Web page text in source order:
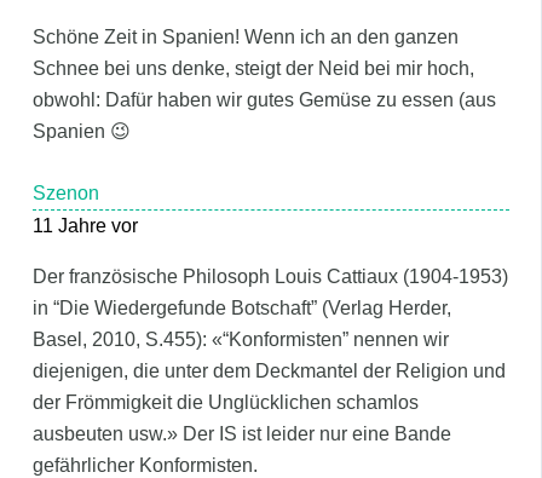
Schöne Zeit in Spanien! Wenn ich an den ganzen
Schnee bei uns denke, steigt der Neid bei mir hoch,
obwohl: Dafür haben wir gutes Gemüse zu essen (aus
Spanien 😉
Szenon
11 Jahre vor
Der französische Philosoph Louis Cattiaux (1904-1953)
in “Die Wiedergefunde Botschaft” (Verlag Herder,
Basel, 2010, S.455): «“Konformisten” nennen wir
diejenigen, die unter dem Deckmantel der Religion und
der Frömmigkeit die Unglücklichen schamlos
ausbeuten usw.» Der IS ist leider nur eine Bande
gefährlicher Konformisten.